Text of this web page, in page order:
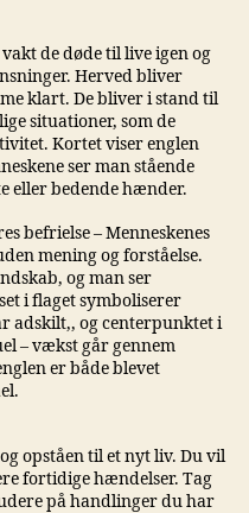
de døde til live igen og
Herved bliver
klart. De bliver i stand til
situationer, som de
Kortet viser englen
ser man stående
eller bedende hænder.
befrielse – Menneskenes
mening og forståelse.
og man ser
i flaget symboliserer
adskilt,, og centerpunktet i
– vækst går gennem
er både blevet
opståen til et nyt liv. Du vil
fortidige hændelser. Tag
på handlinger du har